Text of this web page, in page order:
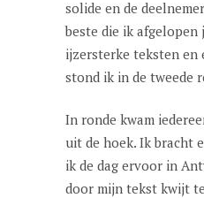
solide en de
beste die ik afgelopen
ijzersterke teksten en
stond ik in de tweede
In ronde kwam
uit de hoek. Ik bracht
ik de dag ervoor in
door mijn tekst kwijt